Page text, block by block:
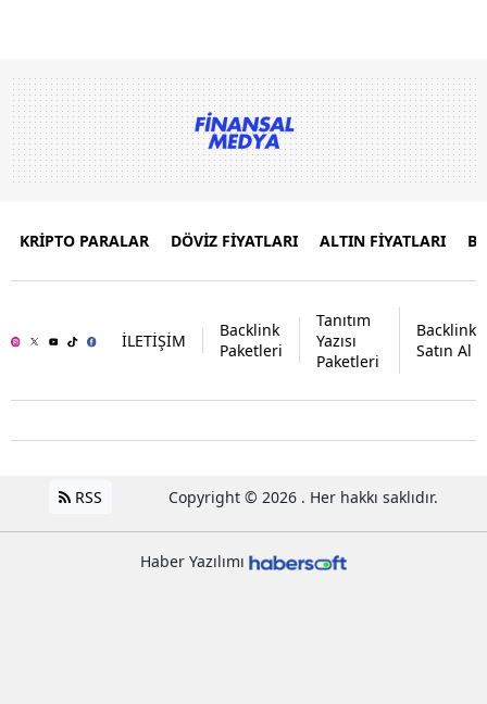
KRİPTO PARALAR DÖVİZ FİYATLARI ALTIN FİYATLARI
İLETİŞİM
Backlink
Paketleri
Tanıtım
Yazısı
Paketleri
Backlink
Satın Al
RSS Copyright © 2026 . Her hakkı saklıdır.
Haber Yazılımı